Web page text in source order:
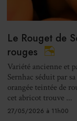
Le Rouget de
rouges
Variété ancienne et
Sernhac séduit par
orangée teintée de
cet abricot trouve ...
27/05/2026 à 11h00